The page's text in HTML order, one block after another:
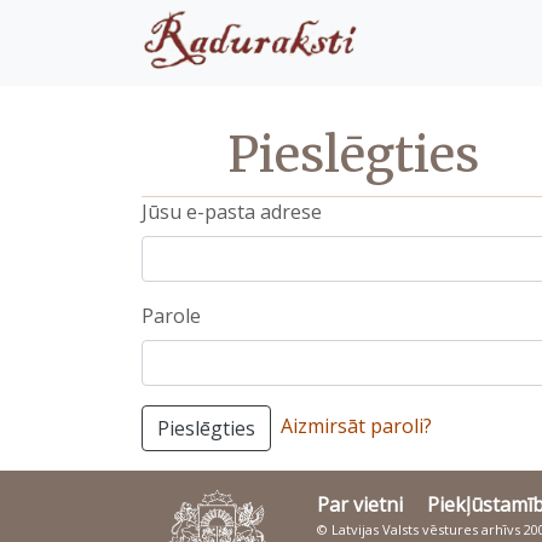
Pieslēgties
Jūsu e-pasta adrese
Parole
Pieslēgties Aizmirsāt paroli?
Par vietni
© Latvijas Valsts vēstures arhīvs